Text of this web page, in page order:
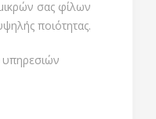
σας φίλων
ποιότητας.
υπηρεσιών